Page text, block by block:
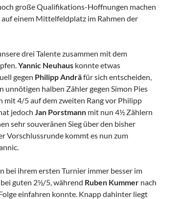
große Qualifikations-Hoffnungen machen
einem Mittelfeldplatz im Rahmen der
drei Talente zusammen mit dem
Yannic Neuhaus konnte etwas
gegen Philipp Andräfür sich entscheiden,
unnötigen halben Zähler gegen Simon Pies
mit 4/5 auf dem zweiten Rang vor Philipp
jedoch Jan Porstmann mit nun 4½ Zählern
sehr souveränen Sieg über den bisher
Vorschlussrunde kommt es nun zum
bei ihrem ersten Turnier immer besser im
guten 2½/5, während Ruben Kummer nach
einfahren konnte. Knapp dahinter liegt